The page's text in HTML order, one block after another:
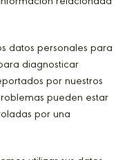
datos personales para
diagnosticar
por nuestros
pueden estar
por una